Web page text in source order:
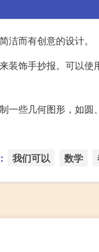
而有创意的设计。
装饰手抄报。可以
一些几何图形，如
我们可以 数学